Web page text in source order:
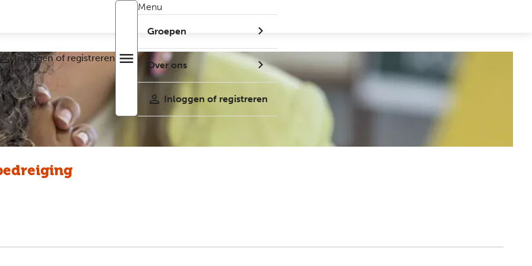
Inloggen of registreren Open
Menu
Groepen
Groepen
Over ons
Submenu
Over
Inloggen of registreren